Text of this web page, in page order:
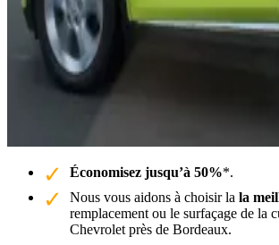
Économisez jusqu’à 50%*.
Nous vous aidons à choisir la la
remplacement ou le surfaçage de la
Chevrolet près de Bordeaux.